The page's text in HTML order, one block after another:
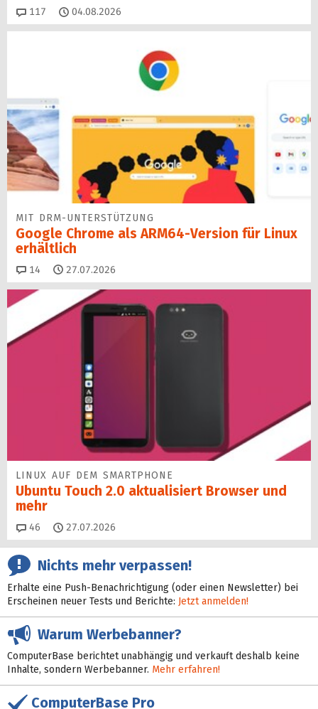
117 Kommentare
04.08.2026
MIT DRM-UNTERSTÜTZUNG
Google Chrome als ARM64-Version für Linux
erhältlich
14 Kommentare
27.07.2026
LINUX AUF DEM SMARTPHONE
Ubuntu Touch 2.0 aktualisiert Browser und
mehr
46 Kommentare
27.07.2026
Nichts mehr verpassen!
Erhalte eine Push-Benachrichtigung (oder einen Newsletter) bei
Erscheinen neuer Tests und Berichte: Jetzt anmelden!
Warum Werbebanner?
ComputerBase berichtet unabhängig und verkauft deshalb keine
Inhalte, sondern Werbebanner. Mehr erfahren!
ComputerBase Pro